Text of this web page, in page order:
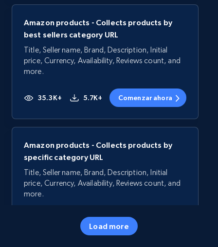
Amazon products - Collects products by
best sellers category URL
Title, Seller name, Brand, Description, Initial
price, Currency, Availability, Reviews count, and
more.
35.3K+ 5.7K+ Comenzar ahora
Amazon products - Collects products by
specific category URL
Title, Seller name, Brand, Description, Initial
price, Currency, Availability, Reviews count, and
more.
5.7K+ Comenzar ahora
Load more